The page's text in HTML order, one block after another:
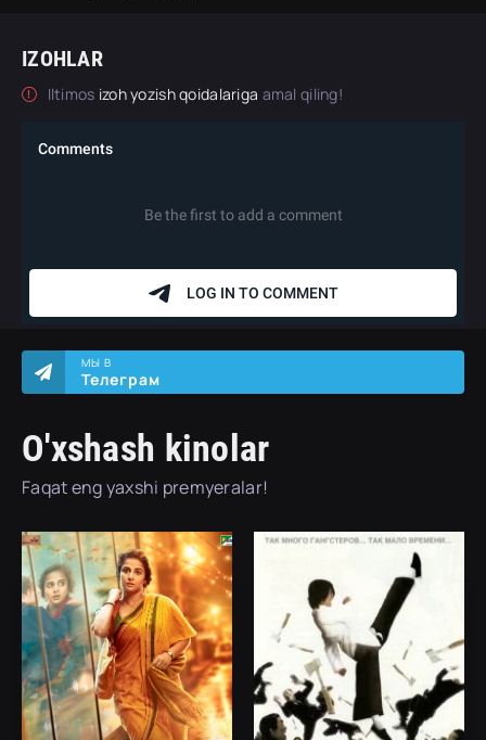
IZOHLAR
Iltimos izoh yozish qoidalariga amal qiling!
O'xshash kinolar
Faqat eng yaxshi premyeralar!
МЫ В
Телеграм